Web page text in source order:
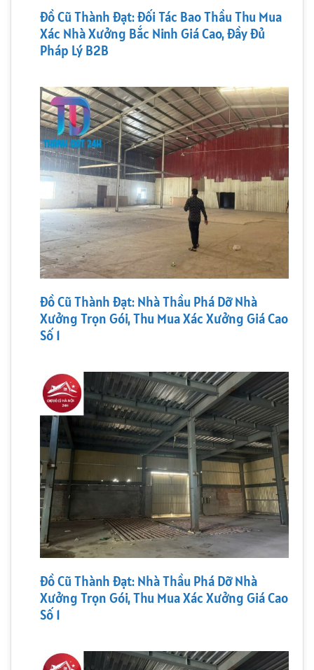
Đồ Cũ Thành Đạt: Đối Tác Bao Thầu Thu Mua
Xác Nhà Xưởng Bắc Ninh Giá Cao, Đầy Đủ
Pháp Lý B2B
Đồ Cũ Thành Đạt: Nhà Thầu Phá Dỡ Nhà
Xưởng Trọn Gói, Thu Mua Xác Xưởng Giá Cao
Số 1
Đồ Cũ Thành Đạt: Nhà Thầu Phá Dỡ Nhà
Xưởng Trọn Gói, Thu Mua Xác Xưởng Giá Cao
Số 1